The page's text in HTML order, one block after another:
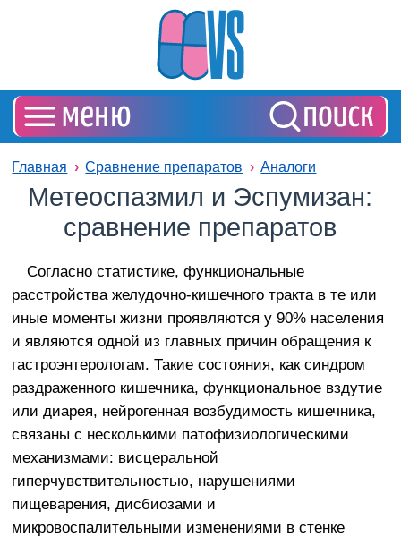
Главная Сравнение препаратов Аналоги
Метеоспазмил и Эспумизан:
сравнение препаратов
Согласно статистике, функциональные
расстройства желудочно-кишечного тракта в те или
иные моменты жизни проявляются у 90% населения
и являются одной из главных причин обращения к
гастроэнтерологам. Такие состояния, как синдром
раздраженного кишечника, функциональное вздутие
или диарея, нейрогенная возбудимость кишечника,
связаны с несколькими патофизиологическими
механизмами: висцеральной
гиперчувствительностью, нарушениями
пищеварения, дисбиозами и
микровоспалительными изменениями в стенке